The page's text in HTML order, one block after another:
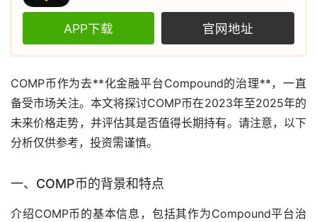
APP下载 官网地址
COMP币作为去**化金融平台Compound的治理**，一直
备受市场关注。本文将探讨COMP币在2023年至2025年的
未来价格走势，并评估其是否值得长期持有。请注意，以下
分析仅供参考，投资需谨慎。
一、COMP币的背景和特点
介绍COMP币的基本信息，包括其作为Compound平台治